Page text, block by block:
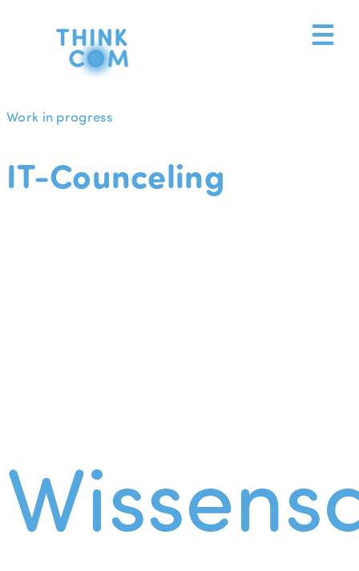
Work in progress
IT-Counceling